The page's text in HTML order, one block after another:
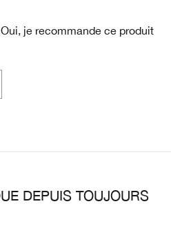
Oui, je recommande ce produit
DEPUIS TOUJOURS